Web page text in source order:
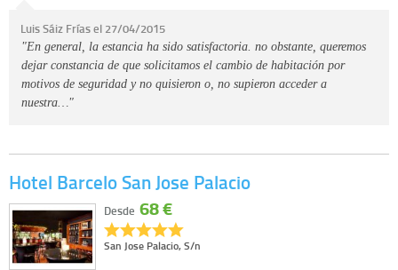
Luis Sáiz Frías el 27/04/2015
"En general, la estancia ha sido satisfactoria. no obstante, queremos
dejar constancia de que solicitamos el cambio de habitación por
motivos de seguridad y no quisieron o, no supieron acceder a
nuestra…"
Hotel Barcelo San Jose Palacio
San Jose Palacio, S/n
Desde 68 €